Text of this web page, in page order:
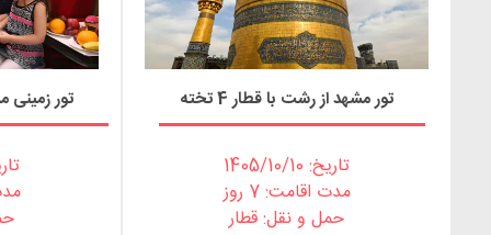
تور مشهد از رشت با قطار 4 تخته
تاریخ: 1405/10/10
مدت اقامت: 7 روز
حمل و نقل: قطار
تور زمینی مشهد